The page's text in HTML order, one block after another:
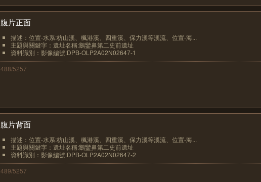
腹片正面
描述：位置-水系:枋山溪、楓港溪、四重溪、保力溪等溪流、位置-海...
主題與關鍵字：遺址名稱:鵝鑾鼻第二史前遺址
資料識別：影像編號:DPB-OLP2A02N02647-1
488/5257
腹片背面
描述：位置-水系:枋山溪、楓港溪、四重溪、保力溪等溪流、位置-海...
主題與關鍵字：遺址名稱:鵝鑾鼻第二史前遺址
資料識別：影像編號:DPB-OLP2A02N02647-2
489/5257